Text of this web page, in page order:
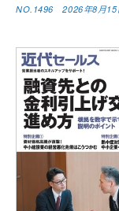
NO.1496 2026年8月15